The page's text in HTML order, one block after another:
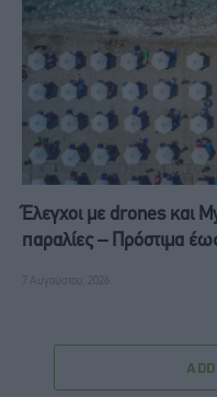
Έλεγχοι με drones και
παραλίες – Πρόστιμα
7 Αυγούστου, 2026